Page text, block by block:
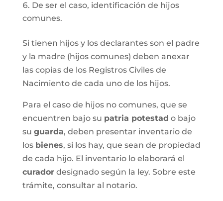
De ser el caso, identificación de hijos
comunes.
Si tienen hijos y los declarantes son el padre
y la madre (hijos comunes) deben anexar
las copias de los Registros Civiles de
Nacimiento de cada uno de los hijos.
Para el caso de hijos no comunes, que se
encuentren bajo su patria potestad o bajo
su guarda, deben presentar inventario de
los bienes, si los hay, que sean de propiedad
de cada hijo. El inventario lo elaborará el
curadordesignado según la ley. Sobre este
trámite, consultar al notario.